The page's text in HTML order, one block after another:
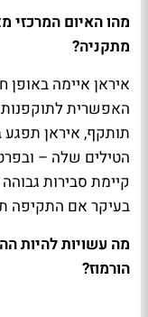
מהו האיום המרכזי
מתקניה?
איראן איימה
האפשרית
תותקף, איראן תפגע
הטילים שלה –
קיימת סבירות
בעיקר אם התקיפה
מה עשויות להיות
הורמוז?